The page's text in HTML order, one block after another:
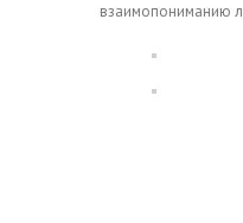
взаимопониманию